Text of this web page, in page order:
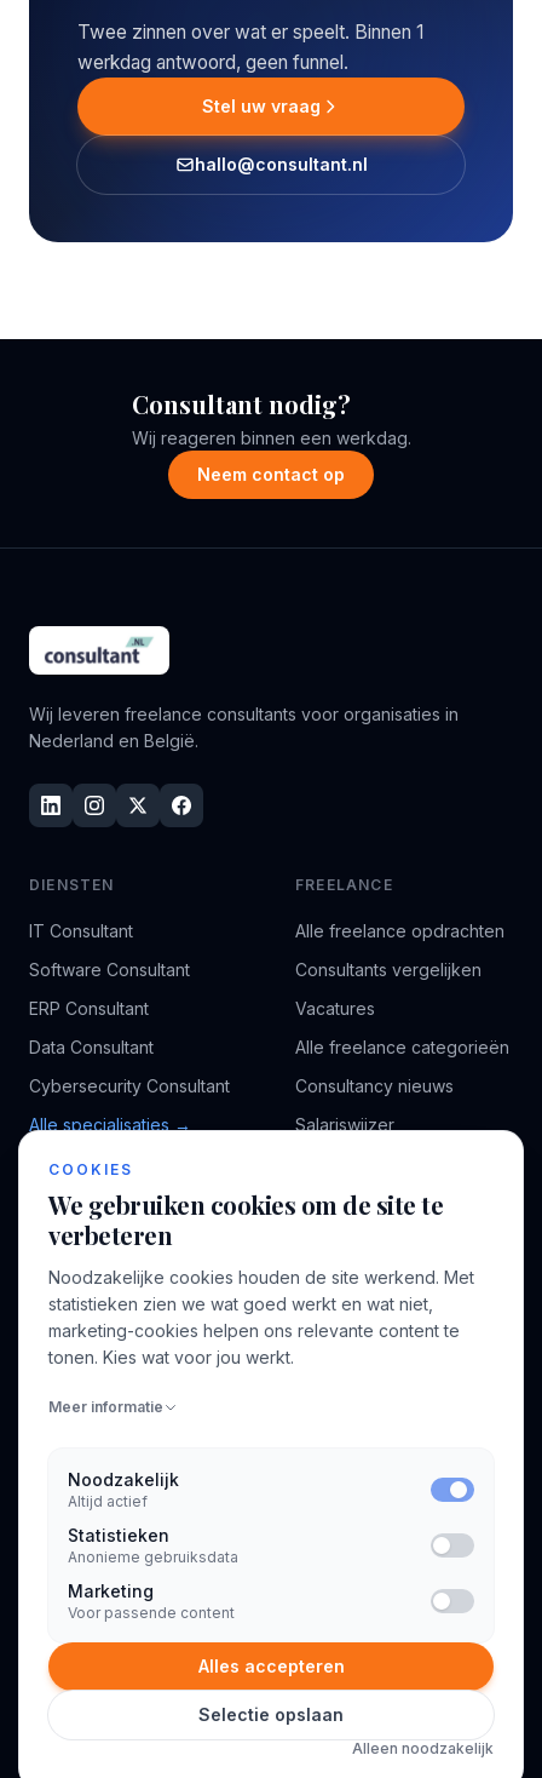
Twee zinnen over wat er speelt. Binnen 1
werkdag antwoord, geen funnel.
Stel uw vraag
hallo@consultant.nl
Consultant nodig?
Wij reageren binnen een werkdag.
Neem contact op
Wij leveren freelance consultants voor organisaties in
Nederland en België.
DIENSTEN
IT Consultant
Software Consultant
ERP Consultant
Data Consultant
Cybersecurity Consultant
Alle specialisaties →
FREELANCE
Alle freelance opdrachten
Consultants vergelijken
Vacatures
Alle freelance categorieën
Consultancy nieuws
Salariswijzer
BEDRIJF
Over ons
Voor opdrachtgevers
Profiel aanmaken
INFORMATIE
Algemene voorwaarden
Privacyverklaring
© 2026 Consultant.nl. Alle rechten voorbehouden.
COOKIES
We gebruiken cookies om de site te
verbeteren
Noodzakelijke cookies houden de site werkend. Met
statistieken zien we wat goed werkt en wat niet,
marketing-cookies helpen ons relevante content te
tonen. Kies wat voor jou werkt.
Meer informatie
Noodzakelijk
Altijd actief
Statistieken
Anonieme gebruiksdata
Marketing
Voor passende content
Alles accepteren
Selectie opslaan
Alleen noodzakelijk